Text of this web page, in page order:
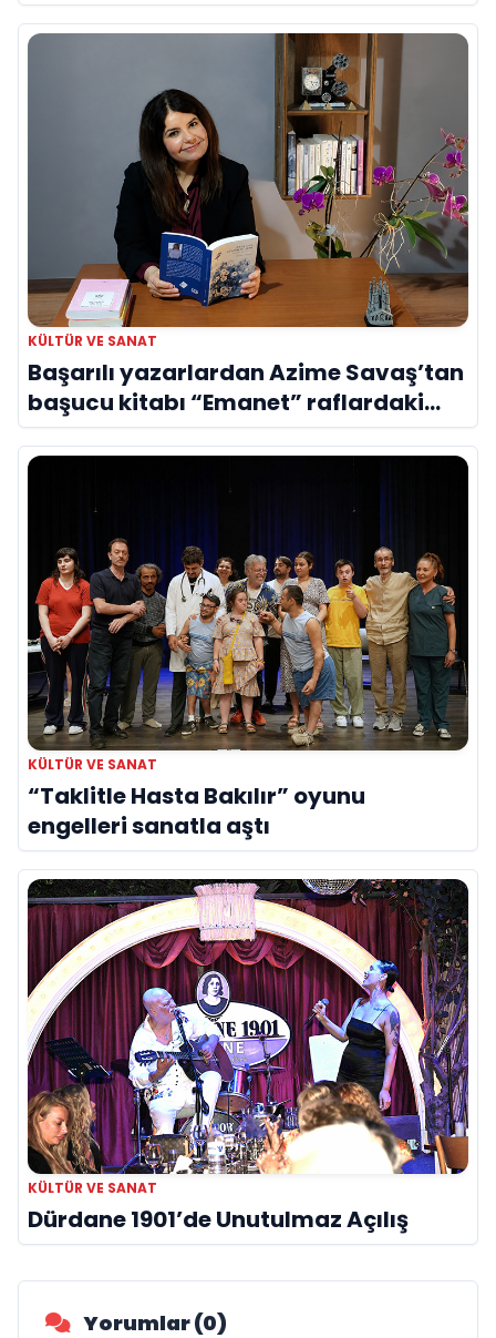
Evreni ‘AVENOİR’
KÜLTÜR VE SANAT
Başarılı yazarlardan Azime Savaş’tan
başucu kitabı “Emanet” raflardaki
yerini aldı
KÜLTÜR VE SANAT
“Taklitle Hasta Bakılır” oyunu
engelleri sanatla aştı
KÜLTÜR VE SANAT
Dürdane 1901’de Unutulmaz Açılış
Yorumlar (0)